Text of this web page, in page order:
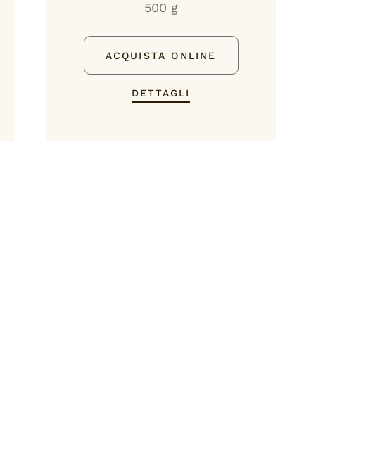
500 g
ACQUISTA ONLINE
DETTAGLI